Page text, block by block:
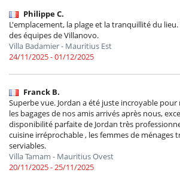
Philippe C.
L'emplacement, la plage et la tranquillité du
des équipes de Villanovo.
Villa Badamier - Mauritius Est
24/11/2025 - 01/12/2025
Franck B.
Superbe vue. Jordan a été juste incroyable
les bagages de nos amis arrivés après nous,
disponibilité parfaite de Jordan très
cuisine irréprochable , les femmes de ménages
serviables.
Villa Tamam - Mauritius Ovest
20/11/2025 - 25/11/2025